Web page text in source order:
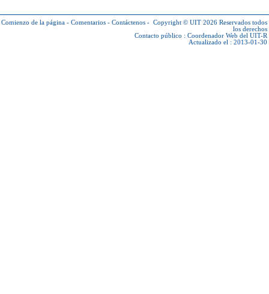
Comienzo de la página - Comentarios - Contáctenos - Copyright © UIT 2026 Reservados todos
los derechos
Contacto público : Coordenador Web del UIT-R
Actualizado el : 2013-01-30